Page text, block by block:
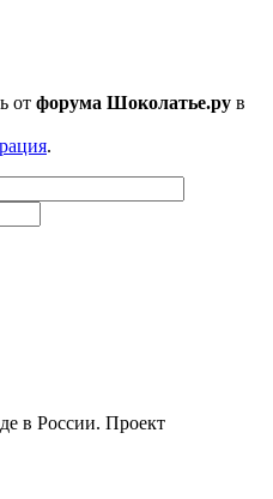
от форума Шоколатье.ру в
.
в России. Проект